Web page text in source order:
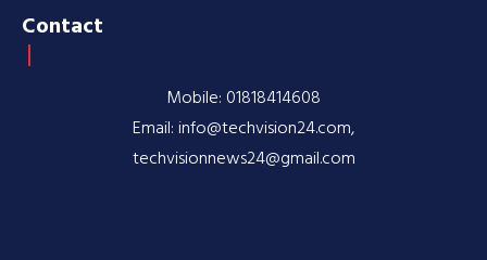
Contact
Mobile: 01818414608
Email: info@techvision24.com,
techvisionnews24@gmail.com